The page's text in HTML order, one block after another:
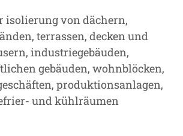
isolierung von dächern,
terrassen, decken und
industriegebäuden,
gebäuden, wohnblöcken,
produktionsanlagen,
und kühlräumen